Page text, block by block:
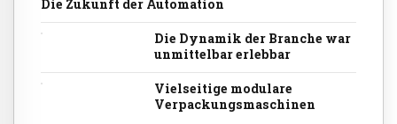
Die Zukunft der Automation
Die Dynamik der Branche war
unmittelbar erlebbar
Vielseitige modulare
Verpackungsmaschinen